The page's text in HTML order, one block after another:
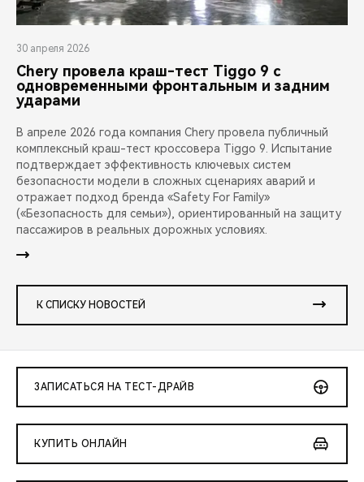
30 апреля 2026
Chery провела краш-тест Tiggo 9 с
одновременными фронтальным и задним
ударами
В апреле 2026 года компания Chery провела публичный
комплексный краш-тест кроссовера Tiggo 9. Испытание
подтверждает эффективность ключевых систем
безопасности модели в сложных сценариях аварий и
отражает подход бренда «Safety For Family»
(«Безопасность для семьи»), ориентированный на защиту
пассажиров в реальных дорожных условиях.
К СПИСКУ НОВОСТЕЙ
ЗАПИСАТЬСЯ НА ТЕСТ-ДРАЙВ
КУПИТЬ ОНЛАЙН